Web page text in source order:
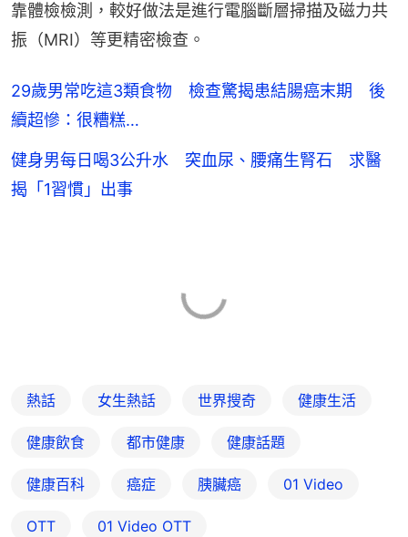
靠體檢檢測，較好做法是進行電腦斷層掃描及磁力共
振（MRI）等更精密檢查。
29歲男常吃這3類食物 檢查驚揭患結腸癌末期 後
續超慘：很糟糕…
健身男每日喝3公升水 突血尿、腰痛生腎石 求醫
揭「1習慣」出事
熱話 女生熱話 世界搜奇 健康生活
健康飲食 都市健康 健康話題
健康百科 癌症 胰臟癌 01 Video
OTT 01‌ ‌Video‌ ‌OTT